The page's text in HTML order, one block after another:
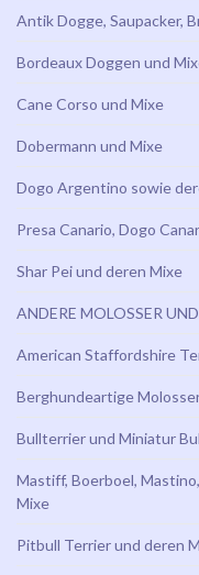
Antik Dogge, Saupacker,
Bordeaux Doggen und
Cane Corso und Mixe
Dobermann und Mixe
Dogo Argentino sowie
Presa Canario, Dogo
Shar Pei und deren Mixe
ANDERE MOLOSSER
American Staffordshire
Berghundeartige
Bullterrier und Miniatur
Mastiff, Boerboel,
Mixe
Pitbull Terrier und deren